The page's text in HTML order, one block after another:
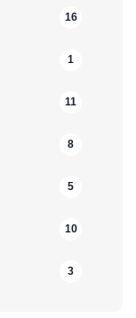
16
1
11
8
5
10
3